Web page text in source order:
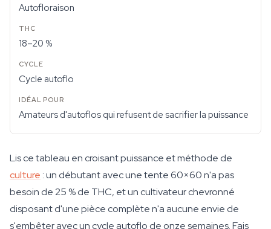
Autofloraison
18–20 %
Cycle autoflo
Amateurs d'autoflos qui refusent de sacrifier la puissance
Lis ce tableau en croisant puissance et méthode de
culture : un débutant avec une tente 60×60 n'a pas
besoin de 25 % de THC, et un cultivateur chevronné
disposant d'une pièce complète n'a aucune envie de
s'embêter avec un cycle autoflo de onze semaines. Fais